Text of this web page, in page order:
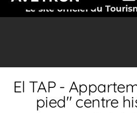
Le site officiel du
El TAP -
pied" centre